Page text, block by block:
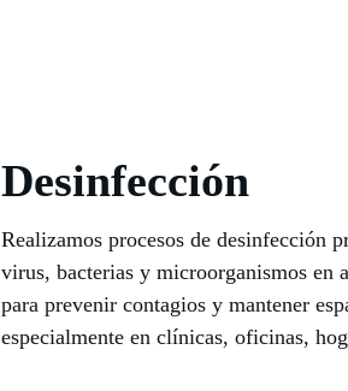
Desinfección
Realizamos procesos de desinfección
virus, bacterias y microorganismos en
para prevenir contagios y mantener
especialmente en clínicas, oficinas,